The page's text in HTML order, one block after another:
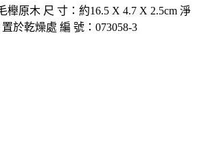
櫸原木 尺 寸：約16.5 X 4.7 X 2.5cm 淨
於乾燥處 編 號：073058-3